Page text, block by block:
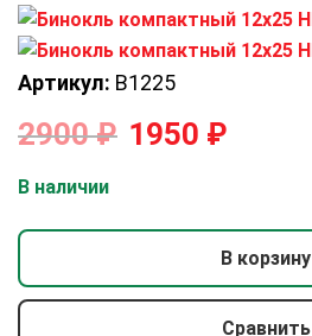
Артикул: B1225
2900₽ 1950 ₽
В наличии
В корзину
Сравнить